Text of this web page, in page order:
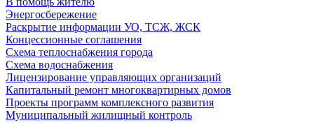
Энергосбережение
Раскрытие информации УО, ТСЖ, ЖСК
Концессионные соглашения
Схема теплоснабжения города
Схема водоснабжения
Лицензирование управляющих организаций
Капитальный ремонт многоквартирных домов
Проекты программ комплексного развития
Муниципальный жилищный контроль